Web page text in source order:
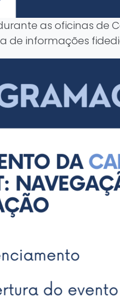
as oficinas de
de informações